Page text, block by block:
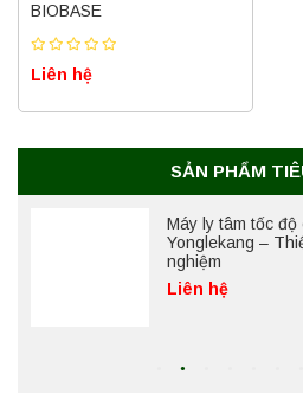
BIOBASE
Liên hệ
SẢN PHẨM
Máy ly tâm tốc
Yonglekang –
nghiệm
Liên hệ
Máy ly tâm tốc độ